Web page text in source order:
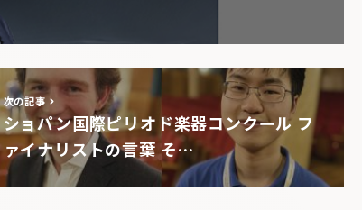
次の記事
ショパン国際ピリオド楽器コンクール フ
ァイナリストの言葉 そ…